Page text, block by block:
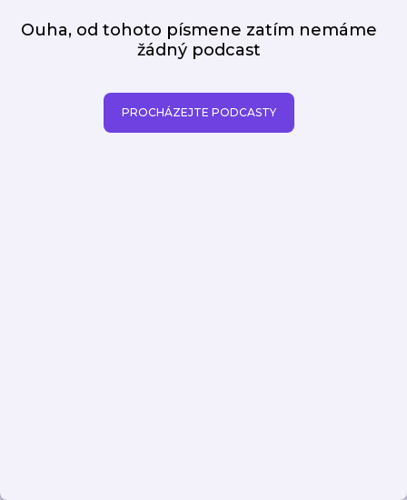
Ouha, od tohoto písmene zatím nemáme
žádný podcast
PROCHÁZEJTE PODCASTY